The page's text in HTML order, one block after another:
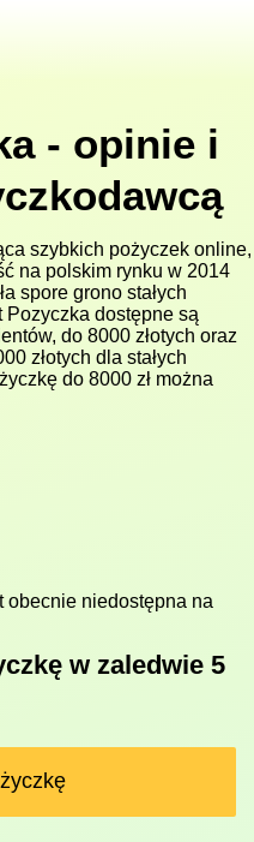
- opinie i
szybkich pożyczek online,
na polskim rynku w 2014
spore grono stałych
Pozyczka dostępne są
do 8000 złotych oraz
złotych dla stałych
do 8000 zł można
obecnie niedostępna na
w zaledwie 5